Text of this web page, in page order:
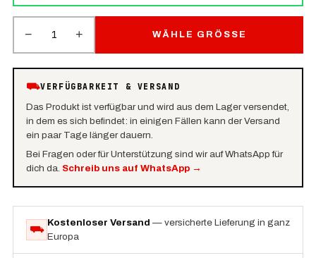
− 1 + WÄHLE GRÖSSE
⛟VERFÜGBARKEIT & VERSAND
Das Produkt ist verfügbar und wird aus dem Lager versendet,
in dem es sich befindet: in einigen Fällen kann der Versand
ein paar Tage länger dauern.
Bei Fragen oder für Unterstützung sind wir auf WhatsApp für
dich da. Schreib uns auf WhatsApp→
⛟
Kostenloser Versand — versicherte Lieferung in ganz
Europa